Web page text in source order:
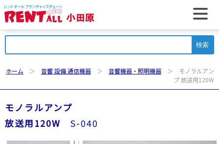
索:
ホーム ＞ 音響 設備 通信機器 ＞ 音響機器・照明機器 ＞ モノラルアン
プ 放送用120W
モノラルアンプ
放送用120W
S-040
t